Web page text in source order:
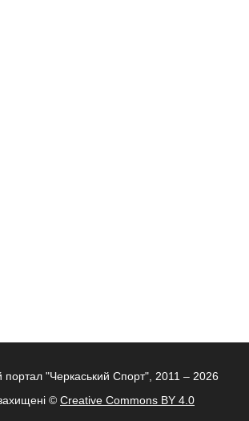
портал "Черкаський Спорт", 2011 – 2026
© Creative Commons BY 4.0